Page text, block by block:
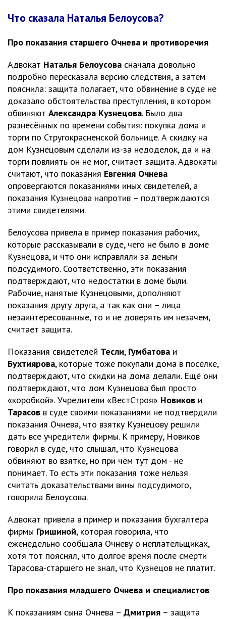
Что сказала Наталья Белоусова?
Про показания старшего Очнева и противоречия
Адвокат Наталья Белоусова сначала довольно
подробно пересказала версию следствия, а затем
пояснила: защита полагает, что обвинение в суде не
доказало обстоятельства преступления, в котором
обвиняют Александра Кузнецова. Было два
разнесённых по времени события: покупка дома и
торги по Стругокрасненской больнице. А скидку на
дом Кузнецовым сделали из-за недоделок, да и на
торги повлиять он не мог, считает защита. Адвокаты
считают, что показания Евгения Очнева
опровергаются показаниями иных свидетелей, а
показания Кузнецова напротив – подтверждаются
этими свидетелями.
Белоусова привела в пример показания рабочих,
которые рассказывали в суде, чего не было в доме
Кузнецова, и что они исправляли за деньги
подсудимого. Соответственно, эти показания
подтверждают, что недостатки в доме были.
Рабочие, нанятые Кузнецовыми, дополняют
показания другу друга, а так как они – лица
незаинтересованные, то и не доверять им незачем,
считает защита.
Показания свидетелей Тесли, Гумбатова и
Бухтиярова, которые тоже покупали дома в посёлке,
подтверждают, что скидки на дома делали. Ещё они
подтверждают, что дом Кузнецова был просто
«коробкой». Учредители «ВестСтроя» Новиков и
Тарасов в суде своими показаниями не подтвердили
показания Очнева, что взятку Кузнецову решили
дать все учредители фирмы. К примеру, Новиков
говорил в суде, что слышал, что Кузнецова
обвиняют во взятке, но при чём тут дом - не
понимает. То есть эти показания тоже нельзя
считать доказательствами вины подсудимого,
говорила Белоусова.
Адвокат привела в пример и показания бухгалтера
фирмы Гришиной, которая говорила, что
еженедельно сообщала Очневу о неплательщиках,
хотя тот пояснял, что долгое время после смерти
Тарасова-старшего не знал, что Кузнецов не платит.
Про показания младшего Очнева и специалистов
К показаниям сына Очнева – Дмитрия – защита